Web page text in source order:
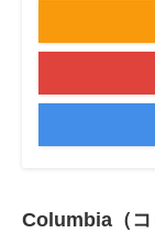
Columbia（コ